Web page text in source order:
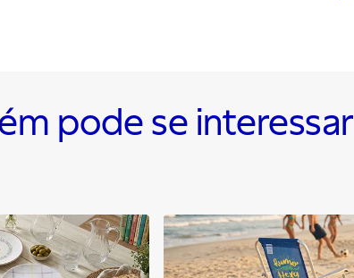
pode se interessar